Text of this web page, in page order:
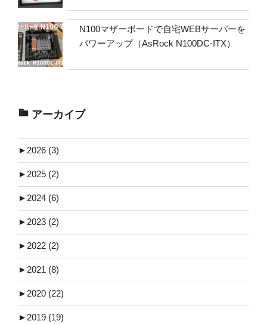
N100マザーボードで自宅WEBサーバーを
パワーアップ（AsRock N100DC-ITX）
アーカイブ
► 2026 (3)
► 2025 (2)
► 2024 (6)
► 2023 (2)
► 2022 (2)
► 2021 (8)
► 2020 (22)
► 2019 (19)